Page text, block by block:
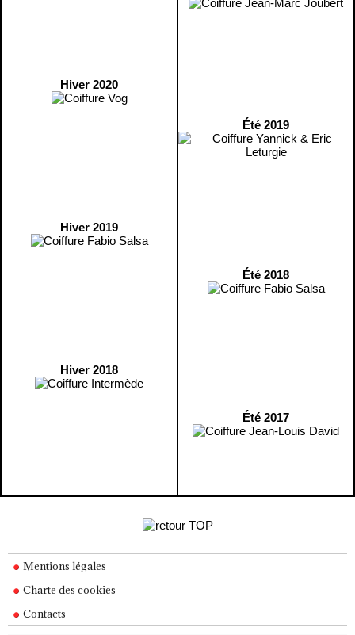
Hiver 2020
Hiver 2019
Hiver 2018
Été 2019
Été 2018
Été 2017
Mentions légales
Charte des cookies
Contacts